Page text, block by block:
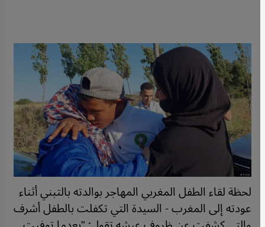
لحظة لقاء الطفل المغربي المهاجر بوالدته بالتبني أثناء
عودته إلى المغرب - السيدة التي تكفلت بالطفل أشرف